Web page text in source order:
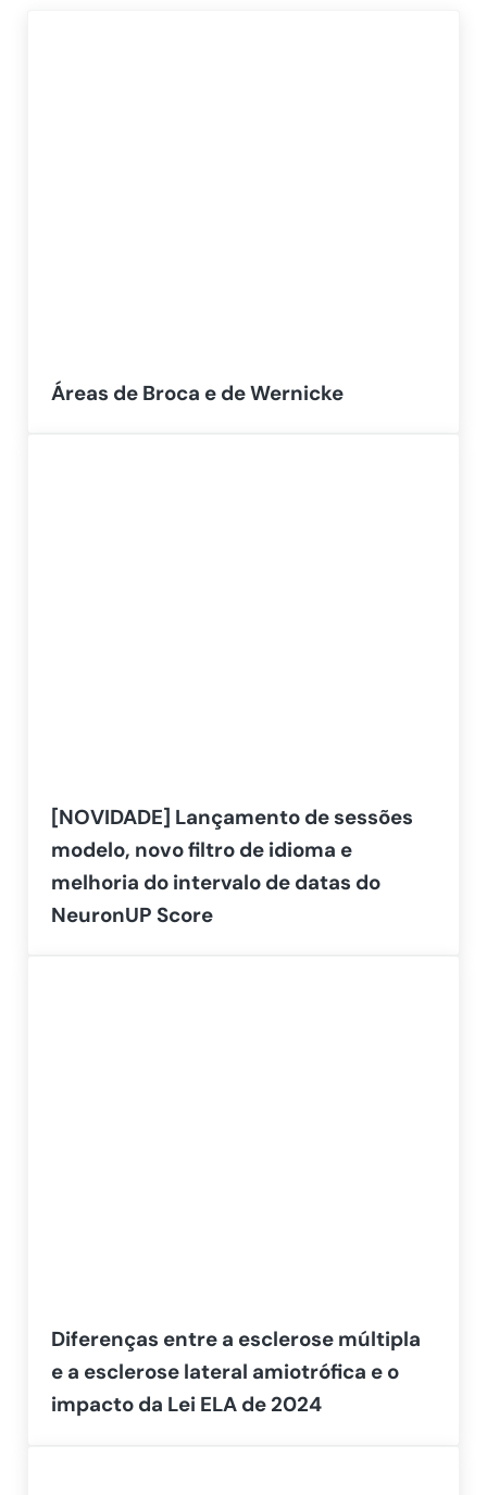
Áreas de Broca e de Wernicke
[NOVIDADE] Lançamento de sessões
modelo, novo filtro de idioma e
melhoria do intervalo de datas do
NeuronUP Score
Diferenças entre a esclerose múltipla
e a esclerose lateral amiotrófica e o
impacto da Lei ELA de 2024